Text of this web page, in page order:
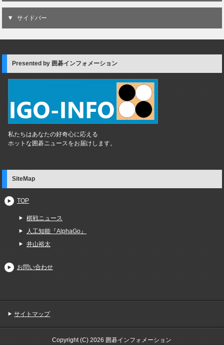
サイドバー
Presented by 囲碁インフォメーション
私たちはあなたの好奇心に応える
ホットな囲碁ニュースをお届けします。
SiteMap
TOP
棋戦ニュース
人工知能『AlphaGo』
井山裕太
お問い合わせ
サイトマップ
Copyright (C) 2026 囲碁インフォメーション